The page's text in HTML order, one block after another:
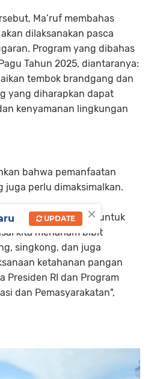
Ma’ruf membahas
dilaksanakan pasca
Program yang dibahas
Tahun 2025, diantaranya:
tembok brandgang dan
yang diharapkan dapat
kenyamanan lingkungan
bahwa pemanfaatan
juga perlu dimaksimalkan.
yang produktif, untuk
kita menanam bibit
singkong, dan juga
ketahanan pangan
Presiden RI dan Program
dan Pemasyarakatan",
×
UPDATE